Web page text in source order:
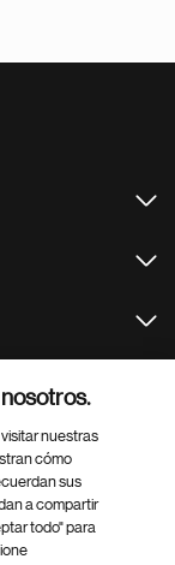
nuestras
cómo
sus
a compartir
todo" para